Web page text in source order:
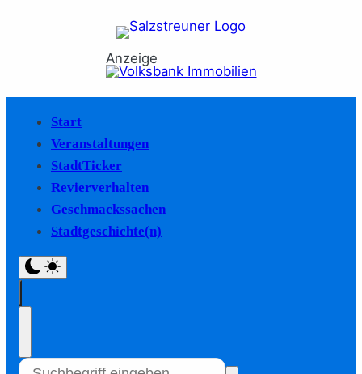
Anzeige
Start
Veranstaltungen
StadtTicker
Revierverhalten
Geschmackssachen
Stadtgeschichte(n)